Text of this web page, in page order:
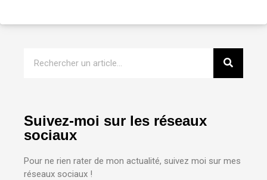
Suivez-moi sur les réseaux
sociaux
Pour ne rien rater de mon actualité, suivez moi sur mes
réseaux sociaux !